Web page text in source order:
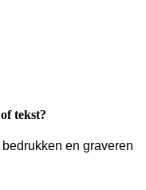
tekst?
en graveren